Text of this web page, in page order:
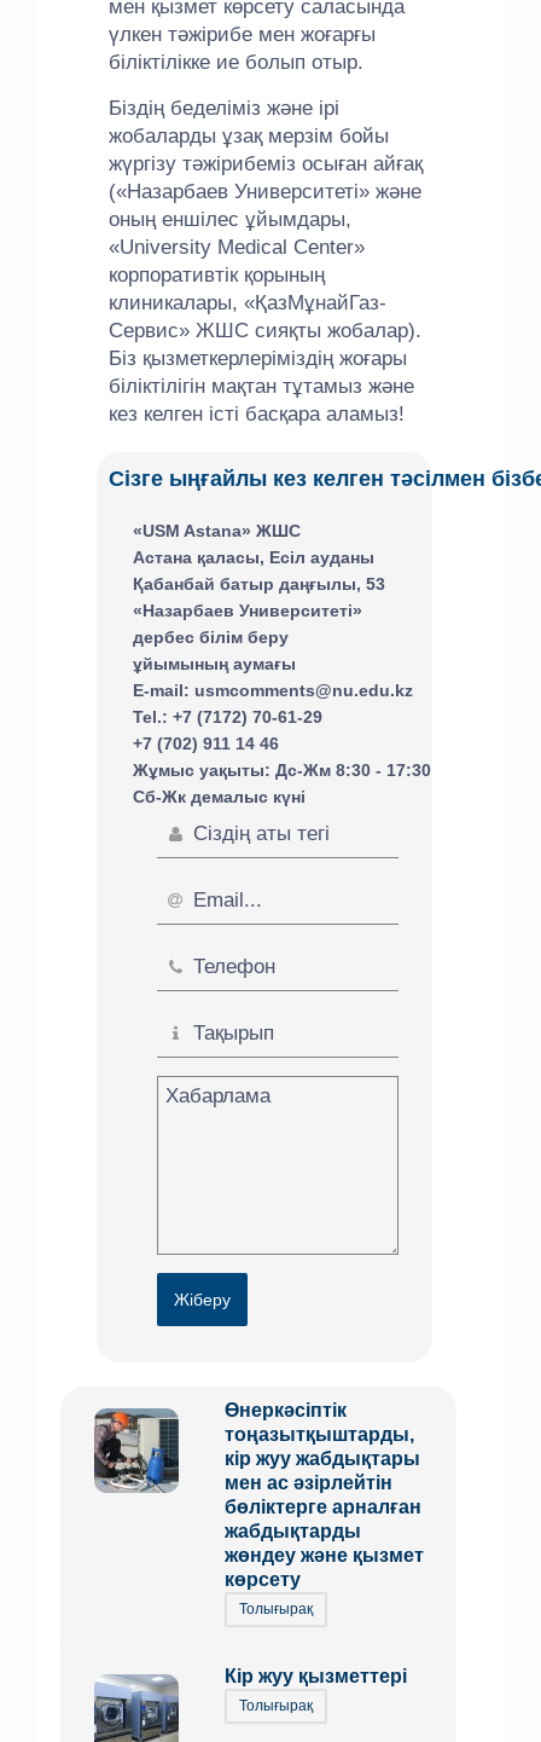
мен қызмет көрсету саласында
үлкен тәжірибе мен жоғарғы
біліктілікке ие болып отыр.
Біздің беделіміз және ірі
жобаларды ұзақ мерзім бойы
жүргізу тәжірибеміз осыған айғақ
(«Назарбаев Университеті» және
оның еншілес ұйымдары,
«University Medical Center»
корпоративтік қорының
клиникалары, «ҚазМұнайГаз-
Сервис» ЖШС сияқты жобалар).
Біз қызметкерлеріміздің жоғары
біліктілігін мақтан тұтамыз және
кез келген істі басқара аламыз!
Сізге ыңғайлы кез келген тәсілмен
«USM Astana» ЖШС
Астана қаласы, Есіл ауданы
Қабанбай батыр даңғылы, 53
«Назарбаев Университеті»
дербес білім беру
ұйымының аумағы
E-mail: usmcomments@nu.edu.kz
Tel.: +7 (7172) 70-61-29
+7 (702) 911 14 46
Жұмыс уақыты: Дс-Жм 8:30 - 17:30
Сб-Жк демалыс күні
Жіберу
Өнеркәсіптік
тоңазытқыштарды,
кір жуу жабдықтары
мен ас әзірлейтін
бөліктерге арналған
жабдықтарды
жөндеу және қызмет
көрсету
Толығырақ
Кір жуу қызметтері
Толығырақ